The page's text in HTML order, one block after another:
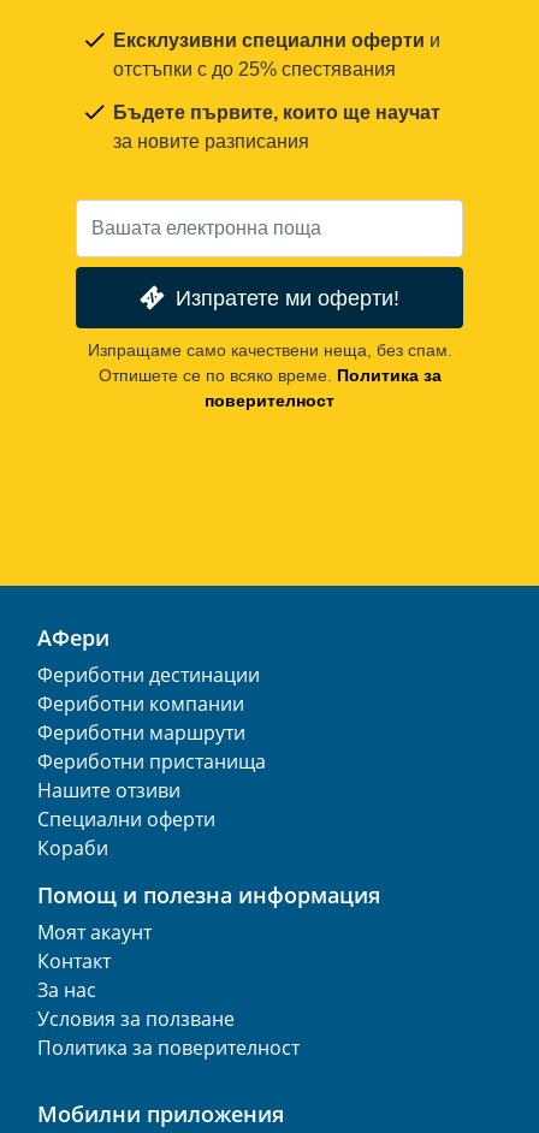
Ексклузивни специални оферти и
отстъпки с до 25% спестявания
Бъдете първите, които ще научат
за новите разписания
Изпратете ми оферти!
Изпращаме само качествени неща, без спам.
Отпишете се по всяко време. Политика за
поверителност
АФери
Фериботни дестинации
Фериботни компании
Фериботни маршрути
Фериботни пристанища
Нашите отзиви
Специални оферти
Кораби
Помощ и полезна информация
Моят акаунт
Контакт
За нас
Условия за ползване
Политика за поверителност
Мобилни приложения